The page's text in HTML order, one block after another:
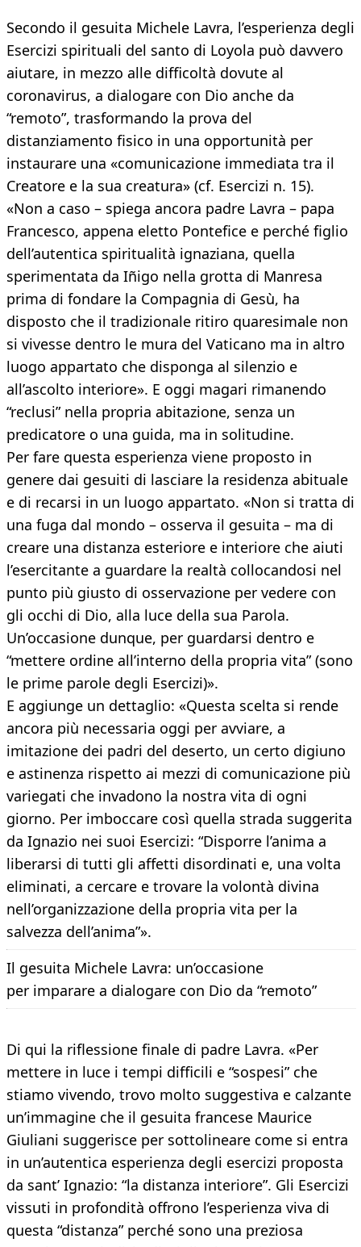
Secondo il gesuita Michele Lavra, l’esperienza degli
Esercizi spirituali del santo di Loyola può davvero
aiutare, in mezzo alle difficoltà dovute al
coronavirus, a dialogare con Dio anche da
“remoto”, trasformando la prova del
distanziamento fisico in una opportunità per
instaurare una «comunicazione immediata tra il
Creatore e la sua creatura» (cf. Esercizi n. 15).
«Non a caso – spiega ancora padre Lavra – papa
Francesco, appena eletto Pontefice e perché figlio
dell’autentica spiritualità ignaziana, quella
sperimentata da Iñigo nella grotta di Manresa
prima di fondare la Compagnia di Gesù, ha
disposto che il tradizionale ritiro quaresimale non
si vivesse dentro le mura del Vaticano ma in altro
luogo appartato che disponga al silenzio e
all’ascolto interiore». E oggi magari rimanendo
“reclusi” nella propria abitazione, senza un
predicatore o una guida, ma in solitudine.
Per fare questa esperienza viene proposto in
genere dai gesuiti di lasciare la residenza abituale
e di recarsi in un luogo appartato. «Non si tratta di
una fuga dal mondo – osserva il gesuita – ma di
creare una distanza esteriore e interiore che aiuti
l’esercitante a guardare la realtà collocandosi nel
punto più giusto di osservazione per vedere con
gli occhi di Dio, alla luce della sua Parola.
Un’occasione dunque, per guardarsi dentro e
“mettere ordine all’interno della propria vita” (sono
le prime parole degli Esercizi)».
E aggiunge un dettaglio: «Questa scelta si rende
ancora più necessaria oggi per avviare, a
imitazione dei padri del deserto, un certo digiuno
e astinenza rispetto ai mezzi di comunicazione più
variegati che invadono la nostra vita di ogni
giorno. Per imboccare così quella strada suggerita
da Ignazio nei suoi Esercizi: “Disporre l’anima a
liberarsi di tutti gli affetti disordinati e, una volta
eliminati, a cercare e trovare la volontà divina
nell’organizzazione della propria vita per la
salvezza dell’anima”».
Il gesuita Michele Lavra: un’occasione
per imparare a dialogare con Dio da “remoto”
Di qui la riflessione finale di padre Lavra. «Per
mettere in luce i tempi difficili e “sospesi” che
stiamo vivendo, trovo molto suggestiva e calzante
un’immagine che il gesuita francese Maurice
Giuliani suggerisce per sottolineare come si entra
in un’autentica esperienza degli esercizi proposta
da sant’ Ignazio: “la distanza interiore”. Gli Esercizi
vissuti in profondità offrono l’esperienza viva di
questa “distanza” perché sono una preziosa